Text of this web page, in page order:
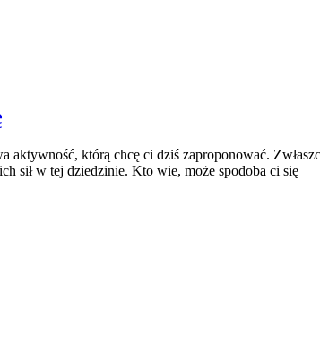
którą chcę ci dziś zaproponować.
sił w tej dziedzinie. Kto wie, może spodoba ci się